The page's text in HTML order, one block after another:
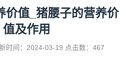
价值_猪腰子的营养价
值及作用
时间：2024-03-19 点击数：467